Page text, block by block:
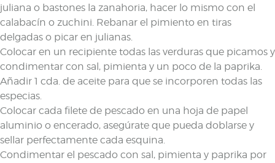
juliana o bastones la zanahoria, hacer lo mismo con el
calabacín o zuchini. Rebanar el pimiento en tiras
delgadas o picar en julianas.
Colocar en un recipiente todas las verduras que picamos y
condimentar con sal, pimienta y un poco de la paprika.
Añadir 1 cda. de aceite para que se incorporen todas las
especias.
Colocar cada filete de pescado en una hoja de papel
aluminio o encerado, asegúrate que pueda doblarse y
sellar perfectamente cada esquina.
Condimentar el pescado con sal, pimienta y paprika por